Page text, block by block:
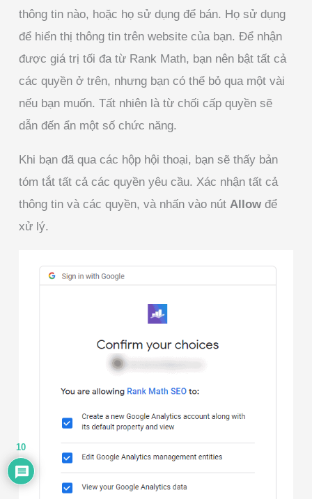
thông tin nào, hoặc họ sử dụng để bán. Họ sử dụng
để hiển thị thông tin trên website của bạn. Để nhận
được giá trị tối đa từ Rank Math, bạn nên bật tất cả
các quyền ở trên, nhưng bạn có thể bỏ qua một vài
nếu bạn muốn. Tất nhiên là từ chối cấp quyền sẽ
dẫn đến ẩn một số chức năng.
Khi bạn đã qua các hộp hội thoại, bạn sẽ thấy bản
tóm tắt tất cả các quyền yêu cầu. Xác nhận tất cả
thông tin và các quyền, và nhấn vào nút Allowđể
xử lý.
10